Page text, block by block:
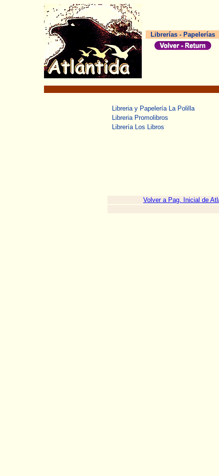
Libreria y Papelería La Polilla
Libreria Promolibros
Librería Los Libros
Volver a Pag. Inicial de
Librerías - Papelerías